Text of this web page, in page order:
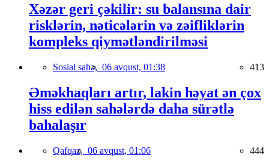
Xəzər geri çəkilir: su balansına dair
risklərin, nəticələrin və zəifliklərin
kompleks qiymətləndirilməsi
Sosial sahə, 06 avqust, 01:38 413
Əməkhaqları artır, lakin həyat ən çox
hiss edilən sahələrdə daha sürətlə
bahalaşır
Qafqaz, 06 avqust, 01:06 444